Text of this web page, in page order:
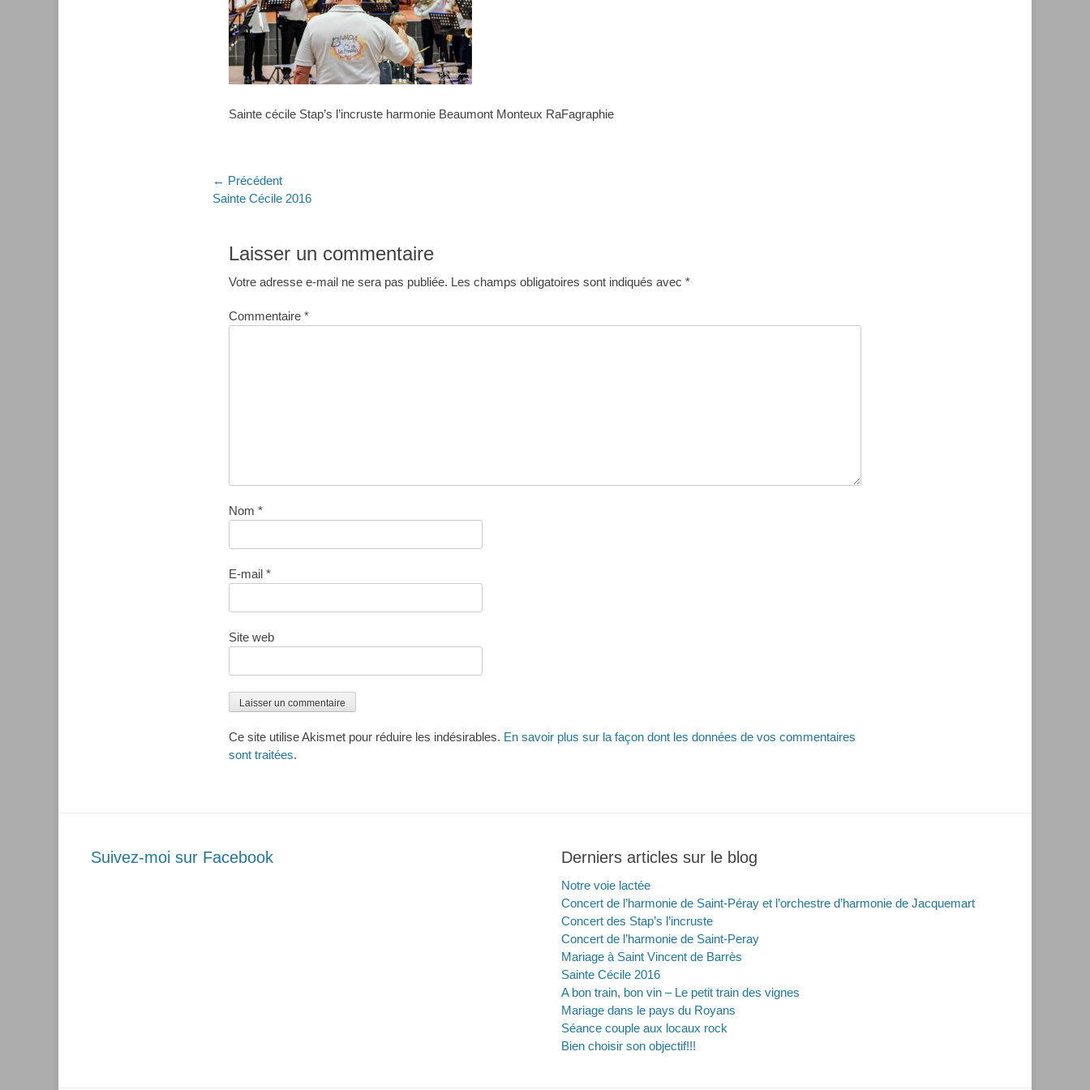
Sainte cécile Stap’s l’incruste harmonie Beaumont Monteux RaFagraphie
Navigation
de
← Précédent
Article
Sainte Cécile 2016
Laisser un commentaire
Votre adresse e-mail ne sera pas publiée. Les champs obligatoires sont indiqués avec *
Commentaire *
Nom *
E-mail *
Site web
Ce site utilise Akismet pour réduire les indésirables. En savoir plus sur la façon dont les données de vos commentaires
sont traitées.
Suivez-moi sur Facebook Derniers articles sur le blog
Notre voie lactée
Concert de l’harmonie de Saint-Péray et l’orchestre d’harmonie de Jacquemart
Concert des Stap’s l’incruste
Concert de l’harmonie de Saint-Peray
Mariage à Saint Vincent de Barrès
Sainte Cécile 2016
A bon train, bon vin – Le petit train des vignes
Mariage dans le pays du Royans
Séance couple aux locaux rock
Bien choisir son objectif!!!